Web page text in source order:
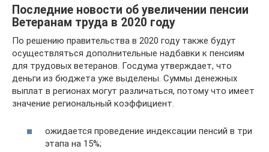
Последние новости об увеличении пенсии
Ветеранам труда в 2020 году
По решению правительства в 2020 году также будут
осуществляться дополнительные надбавки к пенсиям
для трудовых ветеранов. Госдума утверждает, что
деньги из бюджета уже выделены. Суммы денежных
выплат в регионах могут различаться, потому что имеет
значение региональный коэффициент.
ожидается проведение индексации пенсий в три
этапа на 15%;